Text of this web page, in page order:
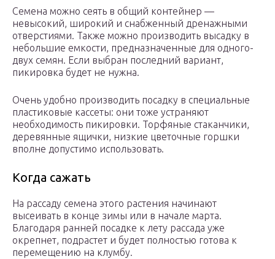
Семена можно сеять в общий контейнер —
невысокий, широкий и снабженный дренажными
отверстиями. Также можно производить высадку в
небольшие емкости, предназначенные для одного-
двух семян. Если выбран последний вариант,
пикировка будет не нужна.
Очень удобно производить посадку в специальные
пластиковые кассеты: они тоже устраняют
необходимость пикировки. Торфяные стаканчики,
деревянные ящички, низкие цветочные горшки
вполне допустимо использовать.
Когда сажать
На рассаду семена этого растения начинают
высеивать в конце зимы или в начале марта.
Благодаря ранней посадке к лету рассада уже
окрепнет, подрастет и будет полностью готова к
перемещению на клумбу.